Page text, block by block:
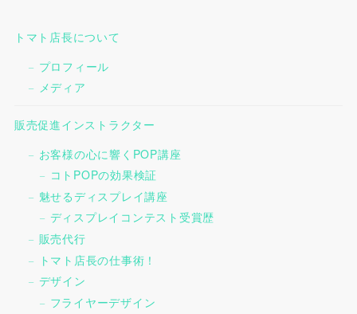
トマト店長について
プロフィール
メディア
販売促進インストラクター
お客様の心に響くPOP講座
コトPOPの効果検証
魅せるディスプレイ講座
ディスプレイコンテスト受賞歴
販売代行
トマト店長の仕事術！
デザイン
フライヤーデザイン